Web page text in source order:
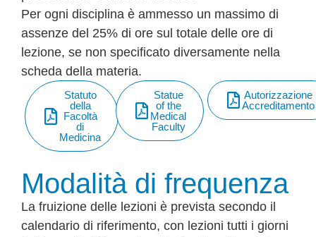
Per ogni disciplina è ammesso un massimo di
assenze del 25% di ore sul totale delle ore di
lezione, se non specificato diversamente nella
scheda della materia.
Statuto
della
Facoltà
di
Medicina
Statue
of the
Medical
Faculty
Autorizzazione
Accreditamento
Modalità di frequenza
La fruizione delle lezioni è prevista secondo il
calendario di riferimento, con lezioni tutti i giorni